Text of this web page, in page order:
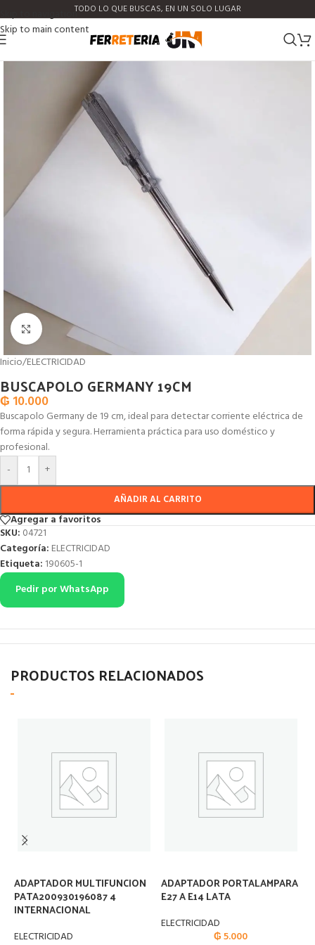
Skip to navigation
Skip to main content
TODO LO QUE BUSCAS, EN UN SOLO LUGAR
Click to enlarge
Inicio/ELECTRICIDAD
BUSCAPOLO GERMANY 19CM
₲ 10.000
Buscapolo Germany de 19 cm, ideal para detectar corriente eléctrica de
forma rápida y segura. Herramienta práctica para uso doméstico y
profesional.
-
+
AÑADIR AL CARRITO
Agregar a favoritos
SKU: 04721
Categoría: ELECTRICIDAD
Etiqueta: 190605-1
Pedir por WhatsApp
PRODUCTOS RELACIONADOS
ADAPTADOR MULTIFUNCION
PATA200930196087 4
INTERNACIONAL
ELECTRICIDAD
ADAPTADOR PORTALAMPARA
E27 A E14 LATA
ELECTRICIDAD
₲5.000